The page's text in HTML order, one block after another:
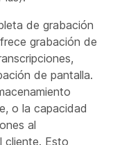
de grabación
grabación de
de pantalla.
o la capacidad
al
cliente. Esto